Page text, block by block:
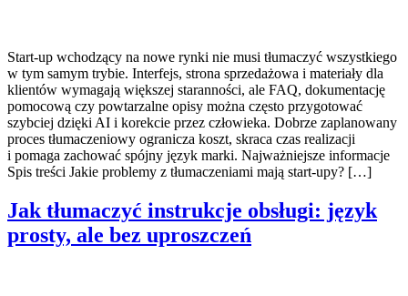
Start-up wchodzący na nowe rynki nie musi tłumaczyć wszystkiego
w tym samym trybie. Interfejs, strona sprzedażowa i materiały dla
klientów wymagają większej staranności, ale FAQ, dokumentację
pomocową czy powtarzalne opisy można często przygotować
szybciej dzięki AI i korekcie przez człowieka. Dobrze zaplanowany
proces tłumaczeniowy ogranicza koszt, skraca czas realizacji
i pomaga zachować spójny język marki. Najważniejsze informacje
Spis treści Jakie problemy z tłumaczeniami mają start-upy? […]
Jak tłumaczyć instrukcje obsługi: język
prosty, ale bez uproszczeń